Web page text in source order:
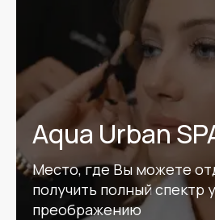
Aqua Urban
Место, где Вы можете
получить полный спектр
преображению